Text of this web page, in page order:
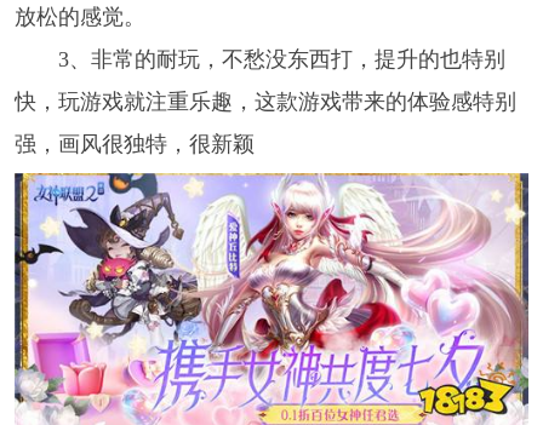
放松的感觉。
3、非常的耐玩，不愁没东西打，提升的也特别
快，玩游戏就注重乐趣，这款游戏带来的体验感特别
强，画风很独特，很新颖